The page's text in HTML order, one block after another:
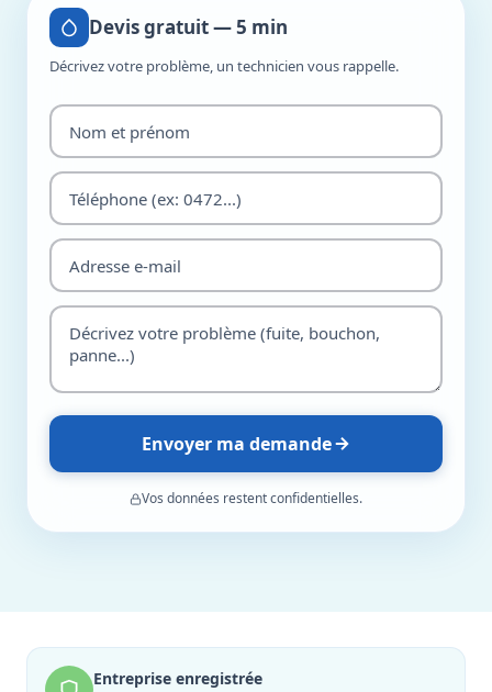
Devis gratuit — 5 min
Décrivez votre problème, un technicien vous rappelle.
Envoyer ma demande
Vos données restent confidentielles.
Entreprise enregistrée